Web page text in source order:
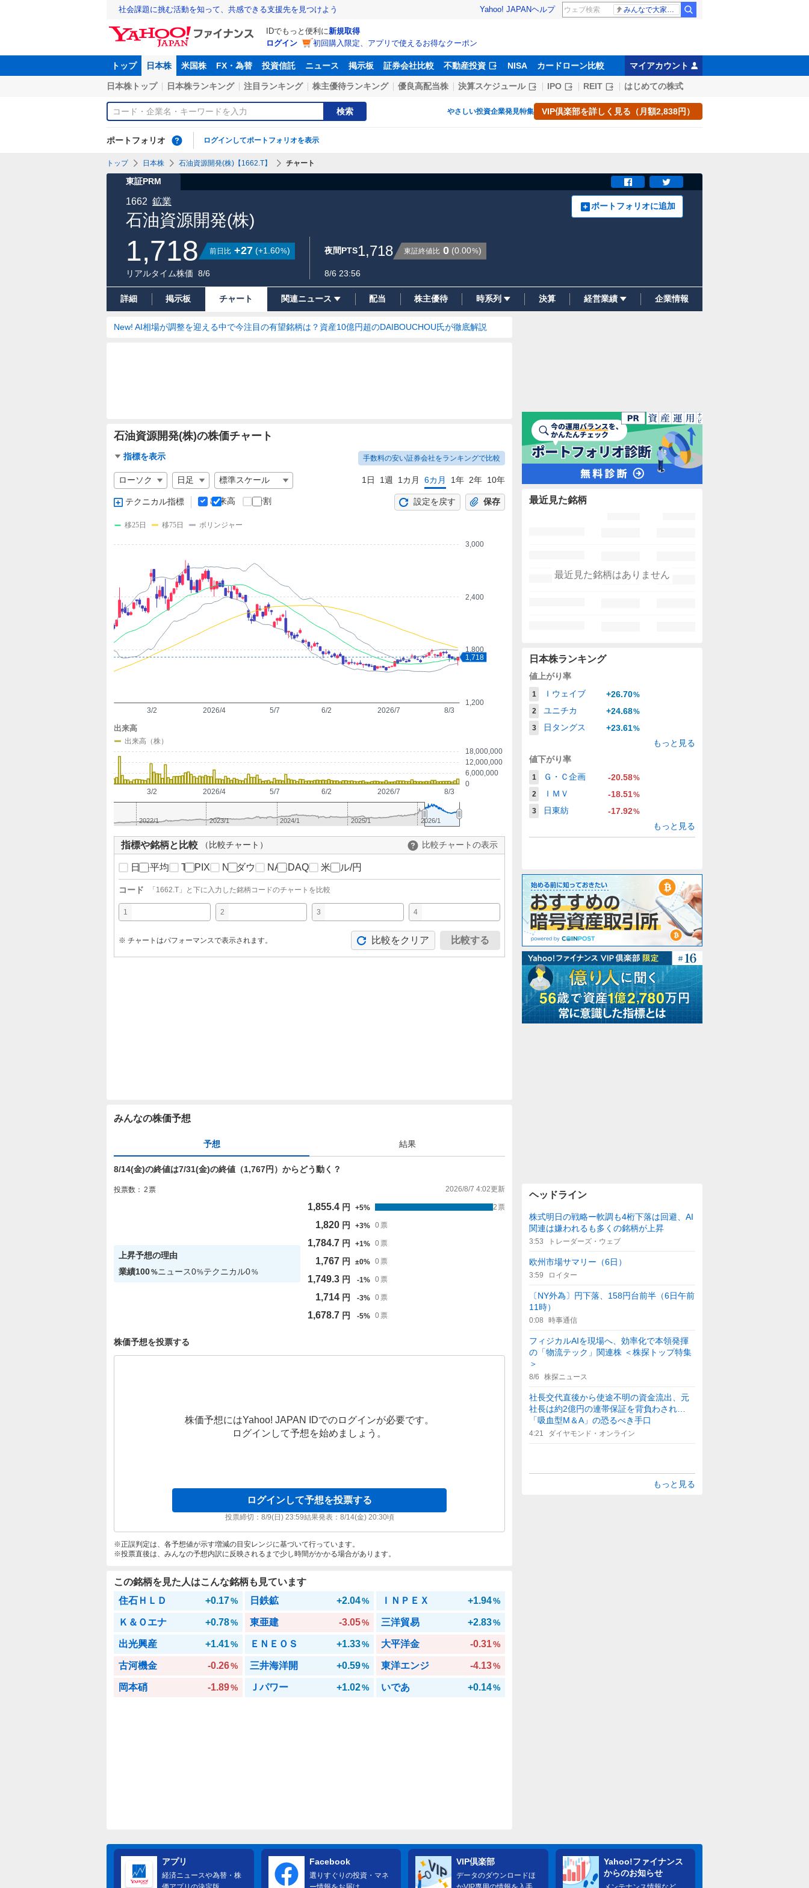
社会課題に挑む活動を知って、共感できる支援先を見つけよう Yahoo! JAPANヘルプ みんなで大家さん 2881億円
IDでもっと便利に新規取得
ログイン
初回購入限定、アプリで使えるお得なクーポン
トップ 日本株 米国株 FX・為替 投資信託 ニュース 掲示板 証券会社比較 不動産投資 NISA カードローン比較 マイアカウント
日本株トップ 日本株ランキング 注目ランキング 株主優待ランキング 優良高配当株 決算スケジュール IPO REIT はじめての株式
検索 やさしい投資企業発見特集 VIP倶楽部を詳しく見る（月額2,838円）
ポートフォリオ ログインしてポートフォリオを表示
トップ 日本株 石油資源開発(株)【1662.T】 チャート
東証PRM
石油資源開発(株)
1662 鉱業 ポートフォリオに追加
1,718 前日比 +27 (+1.60%)
リアルタイム株価 8/6
夜間PTS1,718 東証終値比 0 (0.00%)
8/6 23:56
詳細 掲示板 チャート 関連ニュース 配当 株主優待 時系列 決算 経営業績 企業情報
New! AI相場が調整を迎える中で今注目の有望銘柄は？資産10億円超のDAIBOUCHOU氏が徹底解説
石油資源開発(株)の株価チャート
チ
ャ
ー
ト
指
標
手数料の安い証券会社をランキングで比較
指標を表示
チ
ャ
ー
の
定
1日 1週 1カ月 6カ月 1年 2年 10年
テクニカル指標 出来高 分割 設定を戻す 保存
1,200
1,800
2,400
3,000
2026/4 2026/7
3/2 5/7 6/2 8/3
1,718
移25日 移75日 ボリンジャー
0
6,000,000
12,000,000
18,000,000
2026/4 2026/7
3/2 5/7 6/2 8/3
出来高
出来高（株）
2023/1 2025/1
2022/1 2024/1 2026/1
指標や銘柄と比較 （比較チャート） 比較チャートの表示
日経平均 TOPIX NYダウ NASDAQ 米ドル/円
コード 「 1662.T 」と下に入力した銘柄コードのチャートを比較
1 2 3 4
※ チャートはパフォーマンスで表示されます。 比較をクリア 比較する
みんなの株価予想
予想 結果
8/14(金)の終値は7/31(金)の終値（1,767円）からどう動く？
投票数： 2票 2026/8/7 4:02更新
上昇予想の理由
業績100%ニュース0%テクニカル0%
1,855.4 円 +5% 2 票
1,820 円 +3% 0 票
1,784.7 円 +1% 0 票
1,767 円 ±0% 0 票
1,749.3 円 -1% 0 票
1,714 円 -3% 0 票
1,678.7 円 -5% 0 票
株価予想を投票する
株価予想にはYahoo! JAPAN IDでのログインが必要です。
ログインして予想を始めましょう。
ログインして予想を投票する
投票締切： 8/9(日) 23:59結果発表： 8/14(金) 20:30頃
正誤判定は、各予想値が示す増減の目安レンジに基づいて行っています。
投票直後は、みんなの予想内訳に反映されるまで少し時間がかかる場合があります。
この銘柄を見た人はこんな銘柄も見ています
住石ＨＬＤ
+0.17% 日鉄鉱 +2.04% ＩＮＰＥＸ +1.94%
Ｋ＆Ｏエナ +0.78% 東亜建 -3.05% 三洋貿易 +2.83%
出光興産 +1.41% ＥＮＥＯＳ +1.33% 大平洋金 -0.31%
古河機金 -0.26% 三井海洋開 +0.59% 東洋エンジ -4.13%
岡本硝 -1.89% Ｊパワー +1.02% いであ +0.14%
最近見た銘柄
最近見た銘柄はありません
日本株ランキング
値上がり率
1 Ｉウェイブ +26.70%
2
ユニチカ +24.68%
3
日タングス +23.61%
もっと見る
値下がり率
1 Ｇ・Ｃ企画 -20.58%
2
ＩＭＶ -18.51%
3
日東紡 -17.92%
もっと見る
ヘッドライン
株式明日の戦略ー軟調も4桁下落は回避、AI
関連は嫌われるも多くの銘柄が上昇
3:53 トレーダーズ・ウェブ
欧州市場サマリー（6日）
3:59 ロイター
〔NY外為〕円下落、158円台前半（6日午前
11時）
0:08 時事通信
フィジカルAIを現場へ、効率化で本領発揮
の「物流テック」関連株 ＜株探トップ特集
＞
8/6 株探ニュース
社長交代直後から使途不明の資金流出、元
社長は約2億円の連帯保証を背負わされ…
「吸血型M＆A」の恐るべき手口
4:21 ダイヤモンド・オンライン
もっと見る
アプリ
経済ニュースや為替・株
Facebook
選りすぐりの投資・マネ
VIP倶楽部
データのダウンロードほ
Yahoo!ファイナンス
からのお知らせ